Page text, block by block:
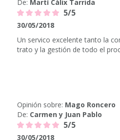
De: Martí Càlix Tarrida
5/5
30/05/2018
Un servico excelente tanto la
trato y la gestión de todo el
Opinión sobre: Mago Roncero
De: Carmen y Juan Pablo
5/5
30/05/2018